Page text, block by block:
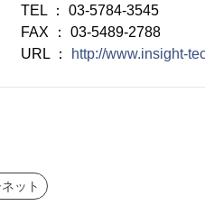
TEL ： 03-5784-3545
FAX ： 03-5489-2788
URL ：
http://www.insight-
ット